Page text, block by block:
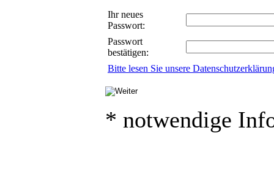
Ihr neues
Passwort:
Passwort
bestätigen:
Bitte lesen Sie unsere
* notwendige